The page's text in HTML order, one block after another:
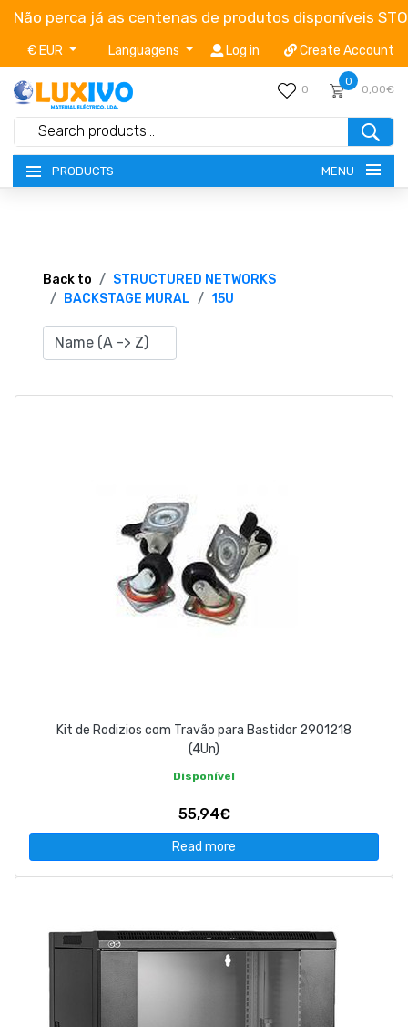
Não perca já as centenas de produtos disponíveis
€ EUR Languagens Log in Create Account
0
0
0,00€
PRODUCTS MENU
TERMS OF SERVICE
geral@luxivo.pt
Back to
STRUCTURED NETWORKS
BACKSTAGE MURAL
15U
Kit de Rodizios com Travão para Bastidor 2901218
(4Un)
Disponível
55,94€
Read more